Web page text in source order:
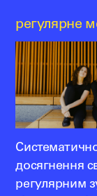
регулярне
досягнення
регулярним